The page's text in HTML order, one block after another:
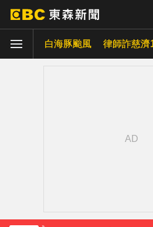
白海豚颱風 律師詐慈濟